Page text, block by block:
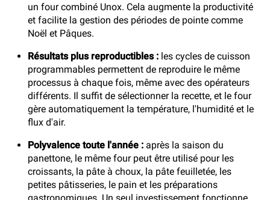
un four combiné Unox. Cela augmente la productivité
et facilite la gestion des périodes de pointe comme
Noël et Pâques.
Résultats plus reproductibles : les cycles de cuisson
programmables permettent de reproduire le même
processus à chaque fois, même avec des opérateurs
différents. Il suffit de sélectionner la recette, et le four
gère automatiquement la température, l'humidité et le
flux d'air.
Polyvalence toute l'année : après la saison du
panettone, le même four peut être utilisé pour les
croissants, la pâte à choux, la pâte feuilletée, les
petites pâtisseries, le pain et les préparations